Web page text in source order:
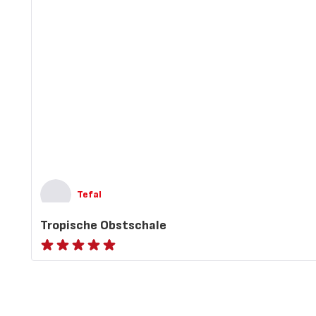
Tefal
Tropische Obstschale
ratings.NaN